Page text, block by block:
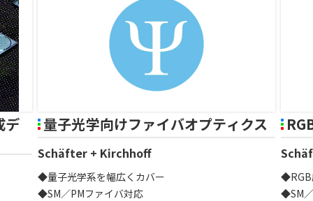
デ 量子光学向けファイバオプティクス
Schäfter + Kirchhoff
◆量子光学系を幅広くカバー
◆SM／PMファイバ対応
◆RGB
◆SM